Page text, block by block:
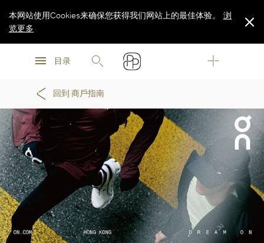
浏
目录
本网站使用Cookies来确保您获得我们网站上的最佳体验。
浏
览更多
回到 商戶指南